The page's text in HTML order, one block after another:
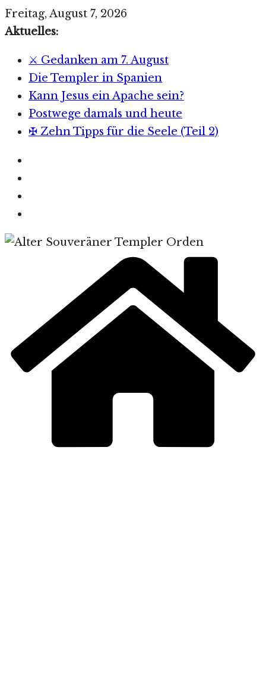
Zum
Inhalt
Freitag, August 7, 2026
Aktuelles:
⚔️ Gedanken am 7. August
Die Templer in Spanien
Kann Jesus ein Apache sein?
Postwege damals und heute
✠ Zehn Tipps für die Seele (Teil 2)